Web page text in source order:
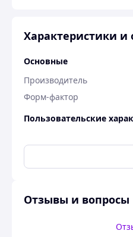
Характеристики и
Основные
Производитель
Форм-фактор
Пользовательские
Країна-виробник товару
Тип
Отзывы и вопросы